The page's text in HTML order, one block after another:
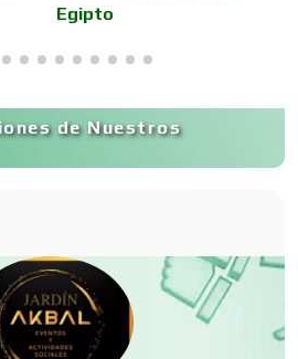
AluminioEgipto
de Nuestros